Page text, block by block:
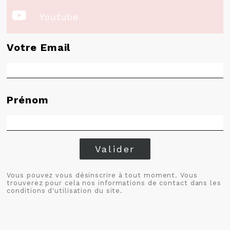
 Youtube
Votre Email
Prénom
Valider
Vous pouvez vous désinscrire à tout moment. Vous
trouverez pour cela nos informations de contact dans les
conditions d'utilisation du site.